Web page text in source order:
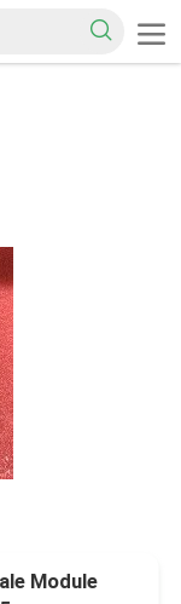
Module